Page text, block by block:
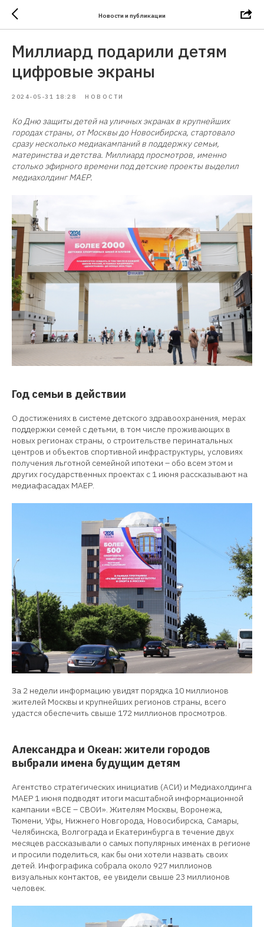
Новости и публикации
Миллиард подарили детям
цифровые экраны
2024-05-31 18:28 НОВОСТИ
Ко Дню защиты детей на уличных экранах в крупнейших
городах страны, от Москвы до Новосибирска, стартовало
сразу несколько медиакампаний в поддержку семьи,
материнства и детства. Миллиард просмотров, именно
столько эфирного времени под детские проекты выделил
медиахолдинг МАЕР.
Год семьи в действии
О достижениях в системе детского здравоохранения, мерах
поддержки семей с детьми, в том числе проживающих в
новых регионах страны, о строительстве перинатальных
центров и объектов спортивной инфраструктуры, условиях
получения льготной семейной ипотеки – обо всем этом и
других государственных проектах с 1 июня рассказывают на
медиафасадах МАЕР.
За 2 недели информацию увидят порядка 10 миллионов
жителей Москвы и крупнейших регионов страны, всего
удастся обеспечить свыше 172 миллионов просмотров.
Александра и Океан: жители городов
выбрали имена будущим детям
Агентство стратегических инициатив (АСИ) и Медиахолдинга
МАЕР 1 июня подводят итоги масштабной информационной
кампании «ВСЕ – СВОИ». Жителям Москвы, Воронежа,
Тюмени, Уфы, Нижнего Новгорода, Новосибирска, Самары,
Челябинска, Волгограда и Екатеринбурга в течение двух
месяцев рассказывали о самых популярных именах в регионе
и просили поделиться, как бы они хотели назвать своих
детей. Инфографика собрала около 927 миллионов
визуальных контактов, ее увидели свыше 23 миллионов
человек.